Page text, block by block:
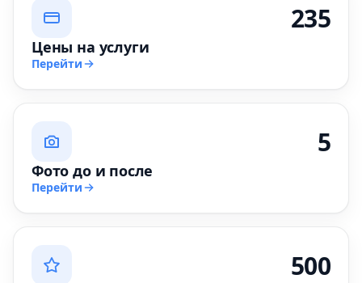
235
Цены на услуги
Перейти
5
Фото до и после
Перейти
500